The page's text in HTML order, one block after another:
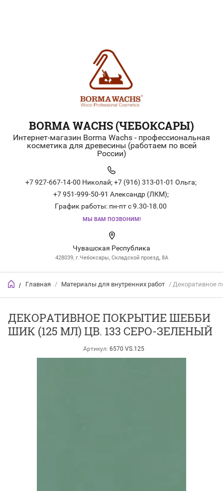
BORMA WACHS (ЧЕБОКСАРЫ)
Интернет-магазин Borma Wachs - профессиональная
косметика для древесины (работаем по всей
России)
+7 927-667-14-00 Николай; +7 (916) 313-01-01 Ольга;
+7 951-999-50-91 Александр (ЛКМ);
График работы: пн-пт с 9.30-18.00
МЫ ВАМ ПОЗВОНИМ!
Чувашская Республика
428039, г.Чебоксары, Складской проезд, 8А
/ Главная / Материалы для внутренних работ / Декоративное
ДЕКОРАТИВНОЕ ПОКРЫТИЕ ШЕББИ
ШИК (125 МЛ) ЦВ. 133 СЕРО-ЗЕЛЕНЫЙ
Артикул: 6570 VS.125